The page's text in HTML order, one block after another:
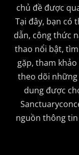
chủ đề được
Tại đây, bạn có
dẫn, công thức
thao nổi bật,
gặp, tham
theo dõi những
dung được
nguồn thông